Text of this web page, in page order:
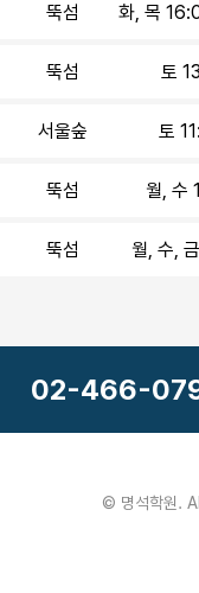
뚝섬
뚝섬 토
서울숲 토
뚝섬 월, 수
뚝섬 월, 수,
02-466-
© 명석학원.